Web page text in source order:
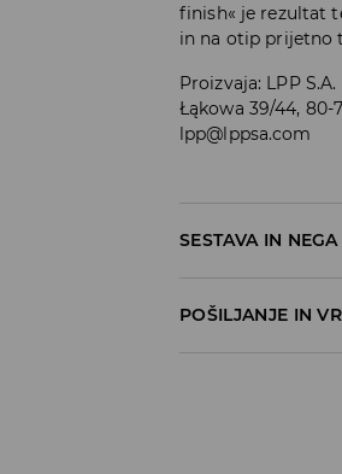
finish« je rezultat
in na otip prijetno
Proizvaja: LPP S.A.
Łąkowa 39/44, 80-
lpp@lppsa.com
SESTAVA IN NEGA
POŠILJANJE IN